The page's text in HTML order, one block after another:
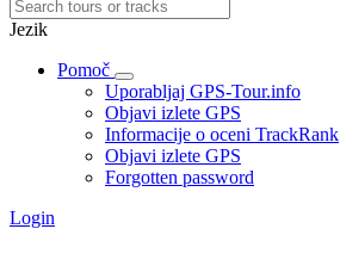
Jezik
Pomoč
Uporabljaj GPS-Tour.info
Objavi izlete GPS
Informacije o oceni TrackRank
Objavi izlete GPS
Forgotten password
Login